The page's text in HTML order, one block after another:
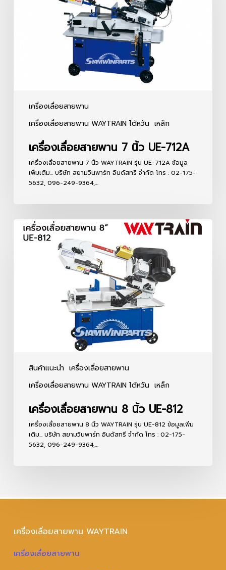
เครื่องเลื่อยสายพาน
เครื่องเลื่อยสายพาน WAYTRAIN ไต้หวัน เหล็ก
เครื่องเลื่อยสายพาน 7 นิ้ว UE-712A
เครื่องเลื่อยสายพาน 7 นิ้ว WAYTRAIN รุ่น UE-712A ข้อมูล
เพิ่มเติม... บริษัท สยามวินพาร์ท อินดัสทรี จำกัด โทร : 02-175-
5632, 096-249-9364,…
สินค้าแนะนำ เครื่องเลื่อยสายพาน
เครื่องเลื่อยสายพาน WAYTRAIN ไต้หวัน เหล็ก
เครื่อง
เลื่อย
เครื่องเลื่อยสายพาน 8 นิ้ว UE-812
เครื่องเลื่อยสายพาน 8 นิ้ว WAYTRAIN รุ่น UE-812 ข้อมูลเพิ่ม
เติม... บริษัท สยามวินพาร์ท อินดัสทรี จำกัด โทร : 02-175-
5632, 096-249-9364,…
เครื่องเลื่อยสายพาน WAYTRAIN
เครื่องเลื่อยสายพาน